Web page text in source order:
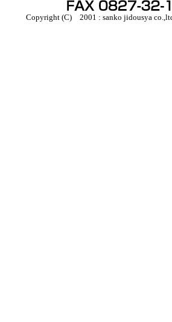
Copyright (C) 2001 : sanko jidousya